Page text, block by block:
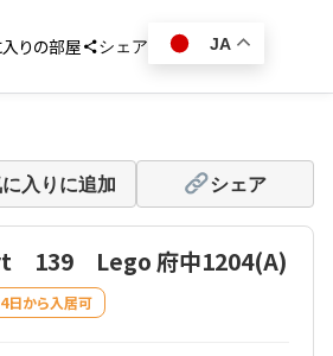
りの部屋 シェア JA
入りに追加 シェア
139 Lego 府中1204(A)
日から入居可